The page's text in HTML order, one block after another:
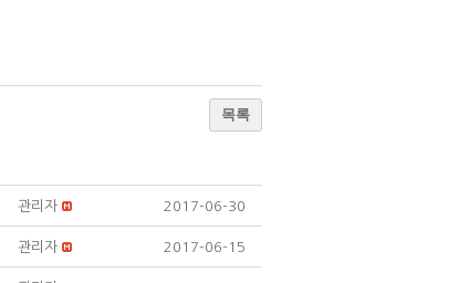
목록
관리자 2017-06-30
관리자 2017-06-15